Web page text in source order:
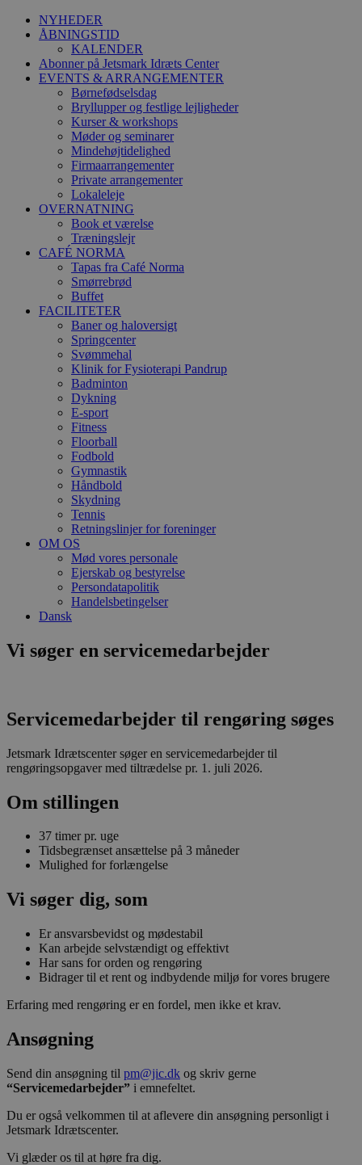
NYHEDER
ÅBNINGSTID
KALENDER
Abonner på Jetsmark Idræts Center
EVENTS & ARRANGEMENTER
Børnefødselsdag
Bryllupper og festlige lejligheder
Kurser & workshops
Møder og seminarer
Mindehøjtidelighed
Firmaarrangementer
Private arrangementer
Lokaleleje
OVERNATNING
Book et værelse
Træningslejr
CAFÉ NORMA
Tapas fra Café Norma
Smørrebrød
Buffet
FACILITETER
Baner og haloversigt
Springcenter
Svømmehal
Klinik for Fysioterapi Pandrup
Badminton
Dykning
E-sport
Fitness
Floorball
Fodbold
Gymnastik
Håndbold
Skydning
Tennis
Retningslinjer for foreninger
OM OS
Mød vores personale
Ejerskab og bestyrelse
Persondatapolitik
Handelsbetingelser
Dansk
Vi søger en servicemedarbejder
Servicemedarbejder til rengøring søges
Jetsmark Idrætscenter søger en servicemedarbejder til
rengøringsopgaver med tiltrædelse pr. 1. juli 2026.
Om stillingen
37 timer pr. uge
Tidsbegrænset ansættelse på 3 måneder
Mulighed for forlængelse
Vi søger dig, som
Er ansvarsbevidst og mødestabil
Kan arbejde selvstændigt og effektivt
Har sans for orden og rengøring
Bidrager til et rent og indbydende miljø for vores brugere
Erfaring med rengøring er en fordel, men ikke et krav.
Ansøgning
Send din ansøgning til pm@jic.dk og skriv gerne
“Servicemedarbejder” i emnefeltet.
Du er også velkommen til at aflevere din ansøgning personligt i
Jetsmark Idrætscenter.
Vi glæder os til at høre fra dig.